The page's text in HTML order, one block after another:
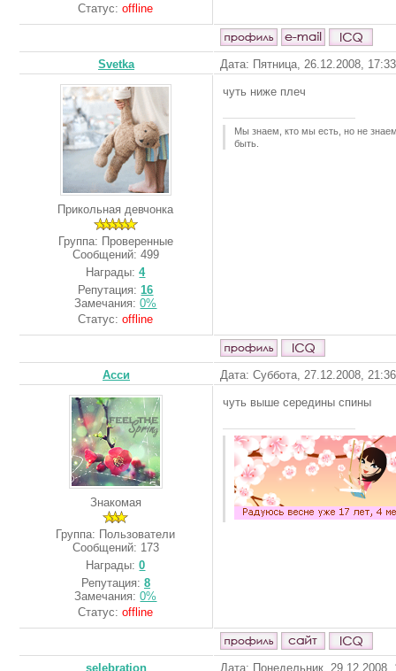
Статус:offline
Svetka Дата: Пятница, 26.12.2008,
Прикольная девчонка
Группа: Проверенные
Сообщений: 499
Награды:4
Репутация: 16
Замечания:0%
Статус:offline
чуть ниже плеч
Мы знаем, кто мы есть, но не
быть.
Асси Дата: Суббота, 27.12.2008,
Знакомая
Группа: Пользователи
Сообщений: 173
Награды:0
Репутация: 8
Замечания:0%
Статус:offline
чуть выше середины спины
selebration Дата: Понедельник,